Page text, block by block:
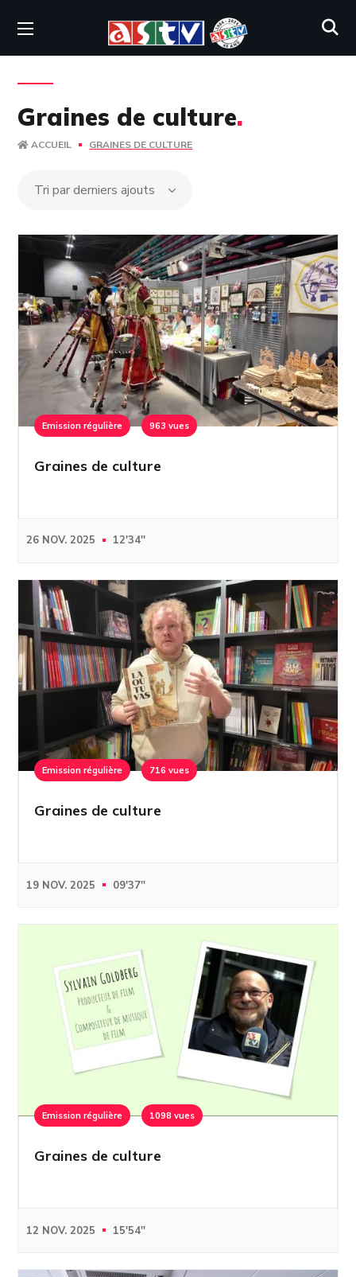
Graines de culture.
ACCUEIL GRAINES DE CULTURE
Emission régulière 963 vues
Graines de culture
26 NOV. 2025 12'34''
Emission régulière 716 vues
Graines de culture
19 NOV. 2025 09'37''
Emission régulière 1098 vues
Graines de culture
12 NOV. 2025 15'54''